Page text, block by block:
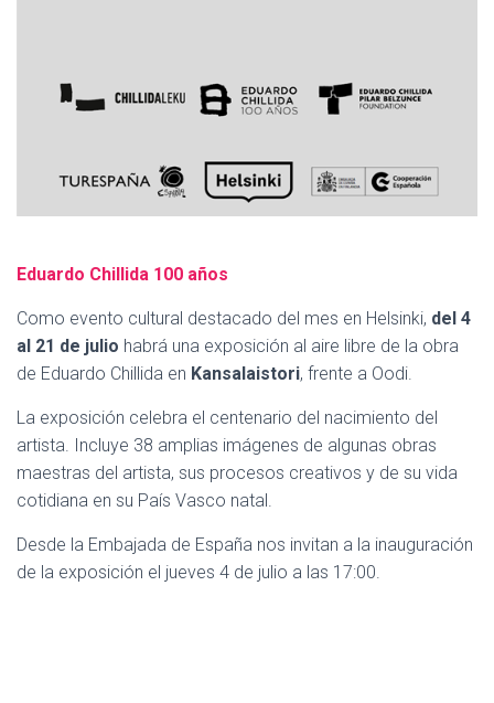
Eduardo Chillida 100 años
Como evento cultural destacado del mes en Helsinki, del 4
al 21 de julio habrá una exposición al aire libre de la obra
de Eduardo Chillida en Kansalaistori, frente a Oodi.
La exposición celebra el centenario del nacimiento del
artista. Incluye 38 amplias imágenes de algunas obras
maestras del artista, sus procesos creativos y de su vida
cotidiana ​en su País Vasco natal.​
Desde la Embajada de España nos invitan a la inauguración
de la exposición el jueves 4 de julio a las 17:00.